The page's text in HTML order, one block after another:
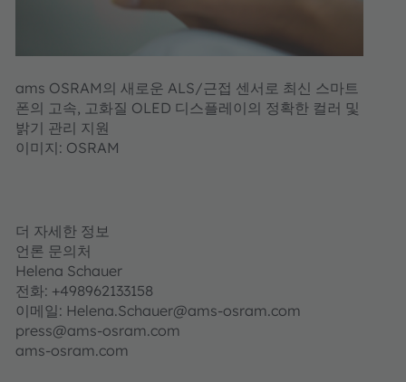
ams OSRAM의 새로운 ALS/근접 센서로 최신 스마트
폰의 고속, 고화질 OLED 디스플레이의 정확한 컬러 및
밝기 관리 지원
이미지: OSRAM
더 자세한 정보
언론 문의처
Helena Schauer
전화: +498962133158
이메일: Helena.Schauer@ams-osram.com
press@ams-osram.com
ams-osram.com